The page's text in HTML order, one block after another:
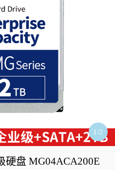
1/2
硬盘 MG04ACA200E